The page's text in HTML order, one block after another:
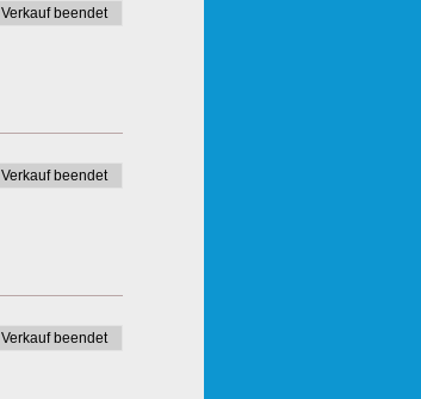
Verkauf beendet
Verkauf beendet
Verkauf beendet